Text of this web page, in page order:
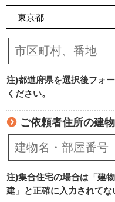
注)都道府県を選択後フォ
ください。
ご依頼者住所の建
注)集合住宅の場合は「建
建」と正確に入力されてな